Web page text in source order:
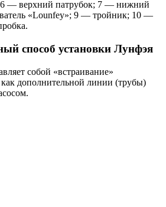
— верхний патрубок; 7 — нижний
«Lounfey»; 9 — тройник; 10 —
способ установки Лунфэя
собой «встраивание»
дополнительной линии (трубы)